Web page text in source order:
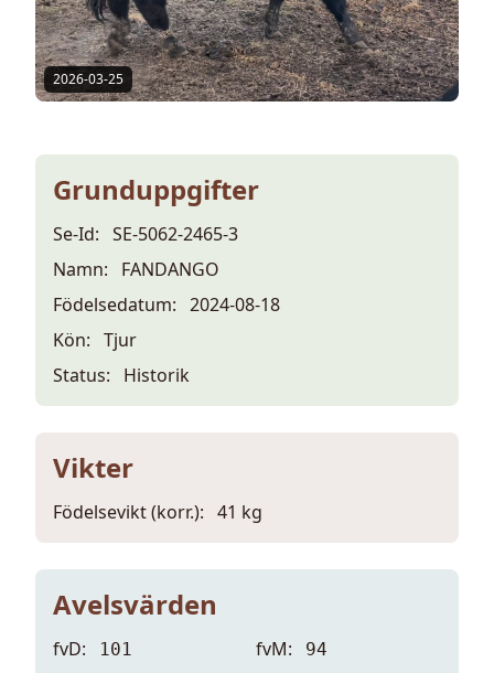
2026-03-25
Grunduppgifter
Se-Id: SE-5062-2465-3
Namn:
FANDANGO
Födelsedatum: 2024-08-18
Kön: Tjur
Status:
Historik
Vikter
Födelsevikt (korr.): 41 kg
Avelsvärden
fvD: 101 fvM: 94